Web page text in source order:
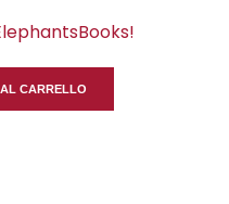
CARRELLO